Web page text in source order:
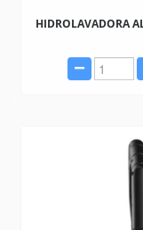
HIDROLAVADORA